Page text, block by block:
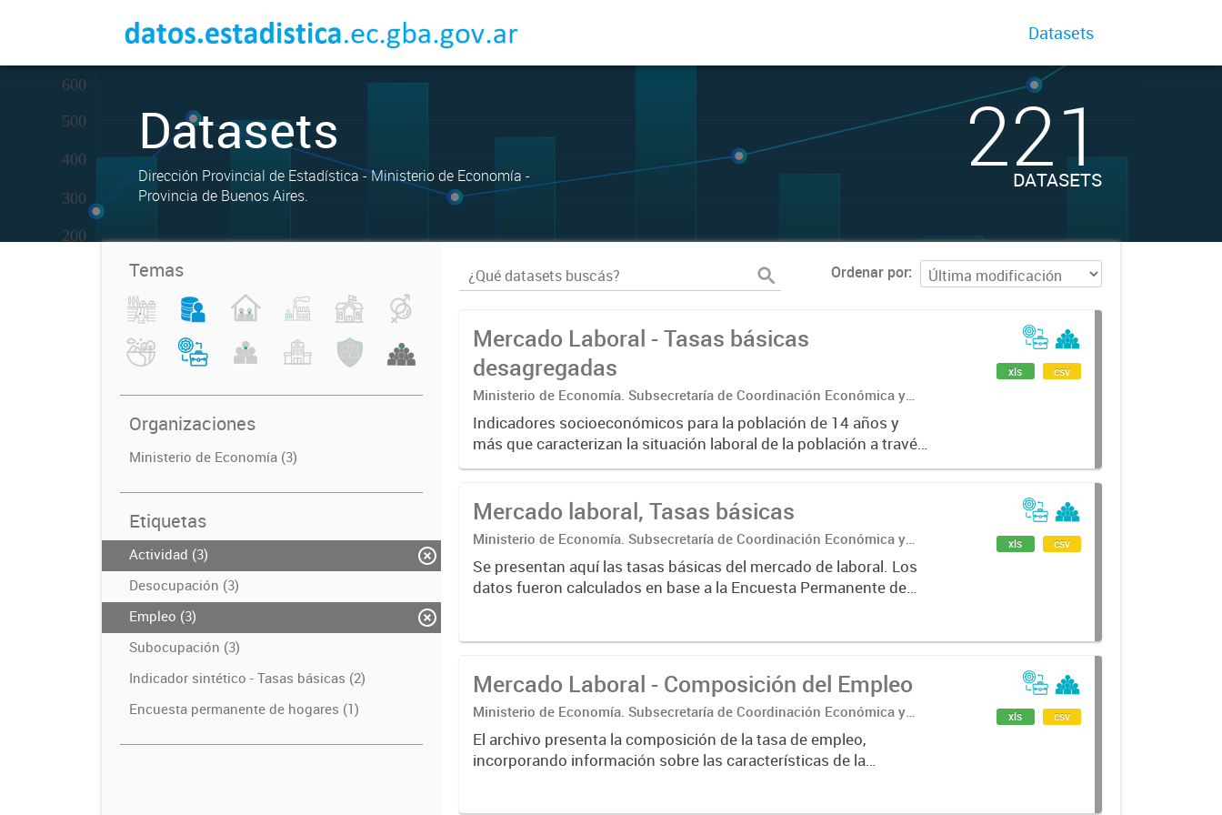
Datasets
Datasets
Dirección Provincial de Estadística - Ministerio de Economía -
Provincia de Buenos Aires.
221
DATASETS
Temas
Organizaciones
Ministerio de Economía (3)
Etiquetas
Actividad (3)
Desocupación (3)
Empleo (3)
Subocupación (3)
Indicador sintético - Tasas básicas (2)
Encuesta permanente de hogares (1)
Ordenar por
Mercado Laboral - Tasas básicas
desagregadas
Ministerio de Economía. Subsecretaría de Coordinación Económica y
Estadística. Dirección Provincial de Estadística.
Indicadores socioeconómicos para la población de 14 años y
más que caracterizan la situación laboral de la población a través
de indicadores básicos del mercado de trabajo tales como tasas
xls csv
Mercado laboral, Tasas básicas
Ministerio de Economía. Subsecretaría de Coordinación Económica y
Estadística. Dirección Provincial de Estadística.
Se presentan aquí las tasas básicas del mercado de laboral. Los
datos fueron calculados en base a la Encuesta Permanente de
xls csv
Mercado Laboral - Composición del Empleo
Ministerio de Economía. Subsecretaría de Coordinación Económica y
Estadística. Dirección Provincial de Estadística.
El archivo presenta la composición de la tasa de empleo,
incorporando información sobre las características de la
xls csv